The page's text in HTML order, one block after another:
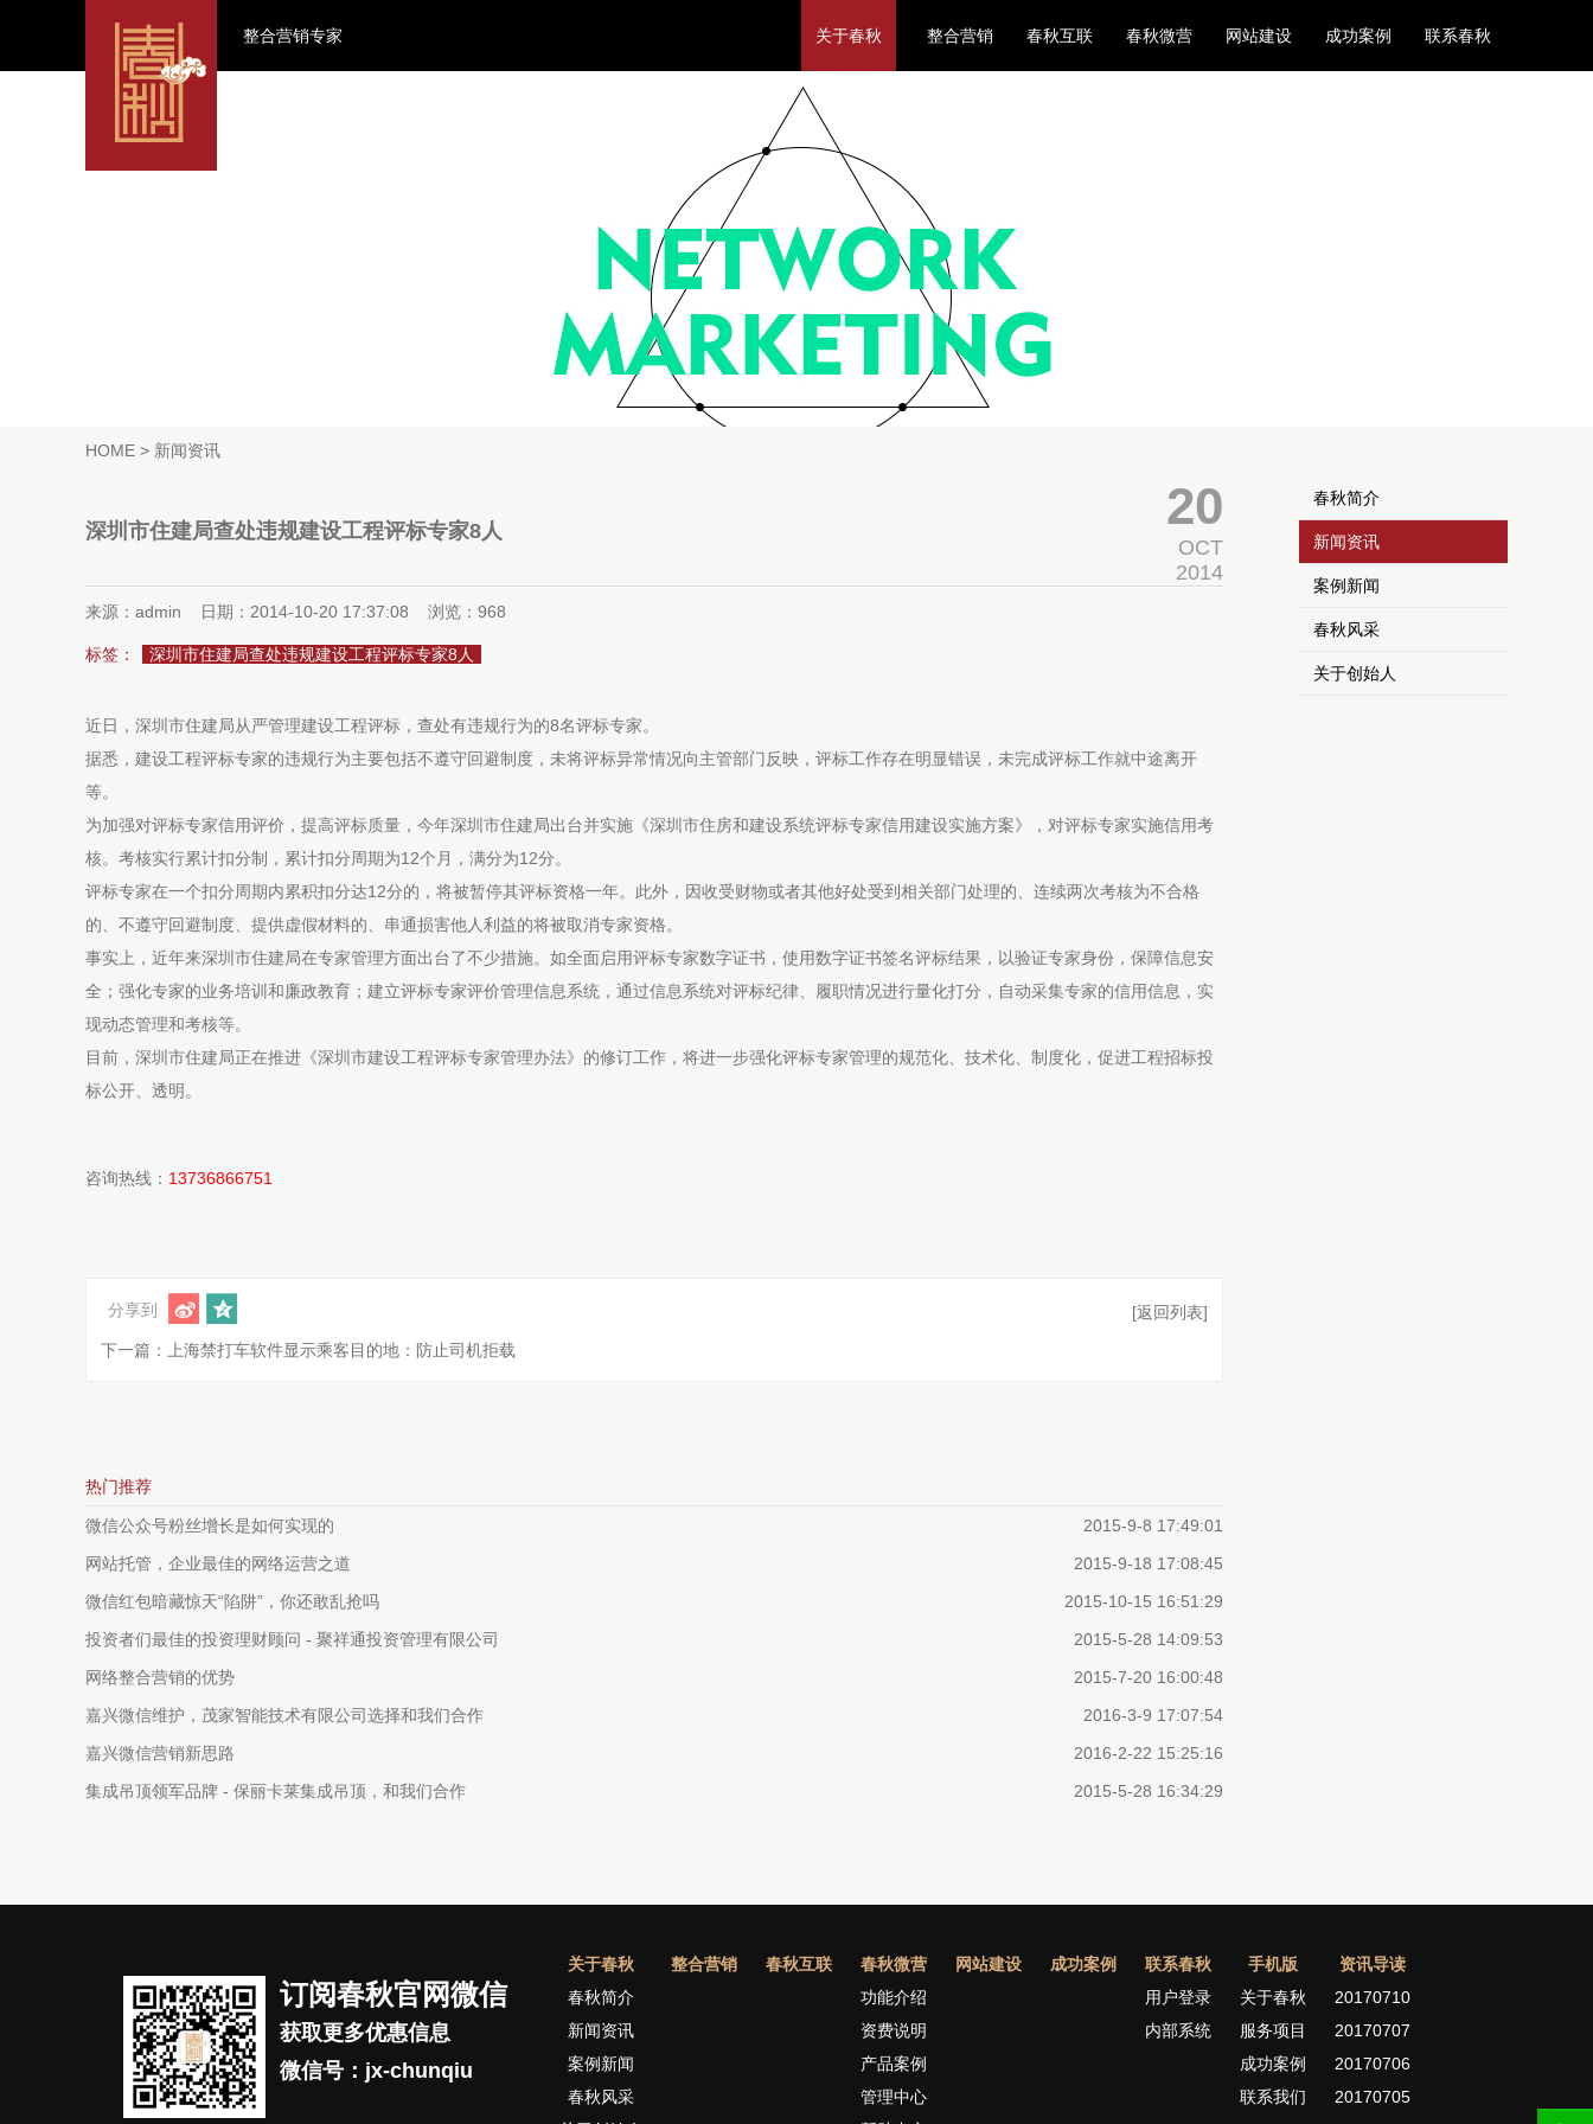
整合营销专家 联系春秋
成功案例
网站建设
春秋微营
春秋互联
整合营销
关于春秋
HOME > 新闻资讯
深圳市住建局查处违规建设工程评标专家8人 20
OCT
2014
来源：admin 日期：2014-10-20 17:37:08 浏览： 968
标签： 深圳市住建局查处违规建设工程评标专家8人
近日，深圳市住建局从严管理建设工程评标，查处有违规行为的8名评标专家。
据悉，建设工程评标专家的违规行为主要包括不遵守回避制度，未将评标异常情况向主管部门反映，评标工作存在明显错误，未完成评标工作就中途离开
等。
为加强对评标专家信用评价，提高评标质量，今年深圳市住建局出台并实施《深圳市住房和建设系统评标专家信用建设实施方案》，对评标专家实施信用考
核。考核实行累计扣分制，累计扣分周期为12个月，满分为12分。
评标专家在一个扣分周期内累积扣分达12分的，将被暂停其评标资格一年。此外，因收受财物或者其他好处受到相关部门处理的、连续两次考核为不合格
的、不遵守回避制度、提供虚假材料的、串通损害他人利益的将被取消专家资格。
事实上，近年来深圳市住建局在专家管理方面出台了不少措施。如全面启用评标专家数字证书，使用数字证书签名评标结果，以验证专家身份，保障信息安
全；强化专家的业务培训和廉政教育；建立评标专家评价管理信息系统，通过信息系统对评标纪律、履职情况进行量化打分，自动采集专家的信用信息，实
现动态管理和考核等。
目前，深圳市住建局正在推进《深圳市建设工程评标专家管理办法》的修订工作，将进一步强化评标专家管理的规范化、技术化、制度化，促进工程招标投
标公开、透明。
咨询热线： 13736866751
分享到
[返回列表]
下一篇：上海禁打车软件显示乘客目的地：防止司机拒载
热门推荐
微信公众号粉丝增长是如何实现的
2015-9-8 17:49:01
网站托管，企业最佳的网络运营之道
2015-9-18 17:08:45
微信红包暗藏惊天“陷阱”，你还敢乱抢吗
2015-10-15 16:51:29
投资者们最佳的投资理财顾问 - 聚祥通投资管理有限公司
2015-5-28 14:09:53
网络整合营销的优势
2015-7-20 16:00:48
嘉兴微信维护，茂家智能技术有限公司选择和我们合作
2016-3-9 17:07:54
嘉兴微信营销新思路
2016-2-22 15:25:16
集成吊顶领军品牌 - 保丽卡莱集成吊顶，和我们合作
2015-5-28 16:34:29
春秋简介
新闻资讯
案例新闻
春秋风采
关于创始人
订阅春秋官网微信
获取更多优惠信息
微信号：jx-chunqiu
关于春秋
春秋简介
新闻资讯
案例新闻
春秋风采
整合营销 春秋互联
春秋微营
功能介绍
资费说明
产品案例
管理中心
网站建设 成功案例
联系春秋
用户登录
内部系统
手机版
关于春秋
服务项目
成功案例
联系我们
资讯导读
20170710
20170707
20170706
20170705